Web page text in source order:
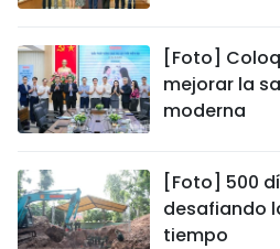
[Foto]
mejorar la
moderna
[Foto] 500
desafiando
tiempo